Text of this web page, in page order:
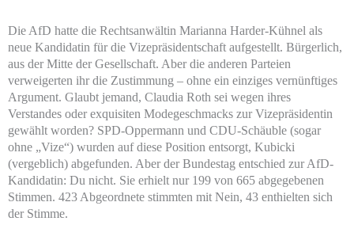
Die AfD hatte die Rechtsanwältin Marianna Harder-Kühnel als
neue Kandidatin für die Vizepräsidentschaft aufgestellt. Bürgerlich,
aus der Mitte der Gesellschaft. Aber die anderen Parteien
verweigerten ihr die Zustimmung – ohne ein einziges vernünftiges
Argument. Glaubt jemand, Claudia Roth sei wegen ihres
Verstandes oder exquisiten Modegeschmacks zur Vizepräsidentin
gewählt worden? SPD-Oppermann und CDU-Schäuble (sogar
ohne „Vize“) wurden auf diese Position entsorgt, Kubicki
(vergeblich) abgefunden. Aber der Bundestag entschied zur AfD-
Kandidatin: Du nicht. Sie erhielt nur 199 von 665 abgegebenen
Stimmen. 423 Abgeordnete stimmten mit Nein, 43 enthielten sich
der Stimme.